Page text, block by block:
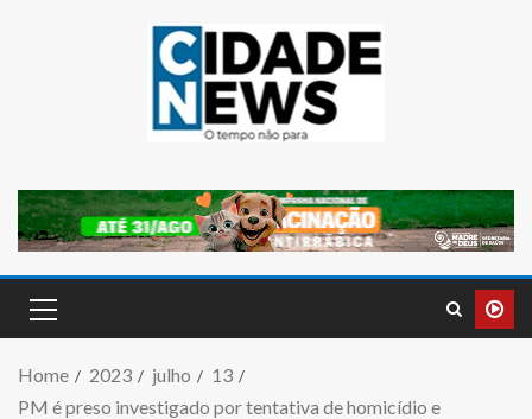
Home 2023 julho
13
PM é preso investigado por tentativa de homicídio e